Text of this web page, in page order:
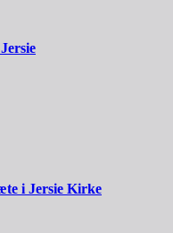
i Jersie Kirke